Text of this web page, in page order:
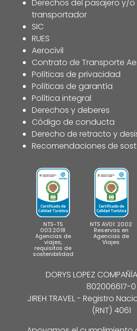
Derechos del pasajero y/
transportador
SIC
RUES
Aerocivil
Contrato de Transporte
Políticas de privacidad
Políticas de garantía
Política integral
Derechos y deberes
Código de conducta
Derecho de retracto y
Recomendaciones de
NTS-TS
003:2018
Agencias de
viajes,
requisitos de
sostenibilidad
NTS AV01: 2002
Reservas en
Agencias de
Viajes
DORYS LOPEZ
802006617-0
JIREH TRAVEL - Registro
(RNT) 4061